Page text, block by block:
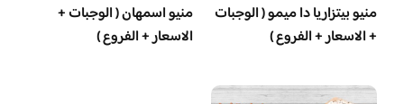
منيو بيتزاريا دا ميمو ( الوجبات
+ الاسعار + الفروع )
منيو اسمهان ( الوجبات +
الاسعار + الفروع )